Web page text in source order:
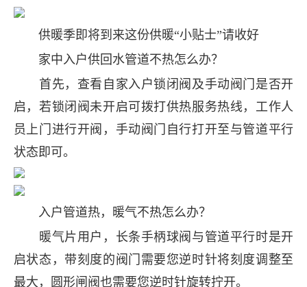
供暖季即将到来这份供暖“小贴士”请收好
家中入户供回水管道不热怎么办？
首先，查看自家入户锁闭阀及手动阀门是否开
启，若锁闭阀未开启可拨打供热服务热线，工作人
员上门进行开阀，手动阀门自行打开至与管道平行
状态即可。
入户管道热，暖气不热怎么办？
暖气片用户，长条手柄球阀与管道平行时是开
启状态，带刻度的阀门需要您逆时针将刻度调整至
最大，圆形闸阀也需要您逆时针旋转拧开。